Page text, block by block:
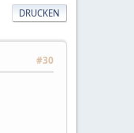
DRUCKEN
#30